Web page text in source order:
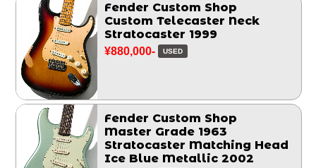
Fender Custom Shop
Custom Telecaster Neck
Stratocaster 1999
¥880,000- USED
Fender Custom Shop
Master Grade 1963
Stratocaster Matching Head
Ice Blue Metallic 2002